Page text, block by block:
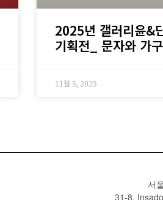
2025년 갤러리윤&
기획전_ 문자와 가
11월 5, 2025
서
31-8,